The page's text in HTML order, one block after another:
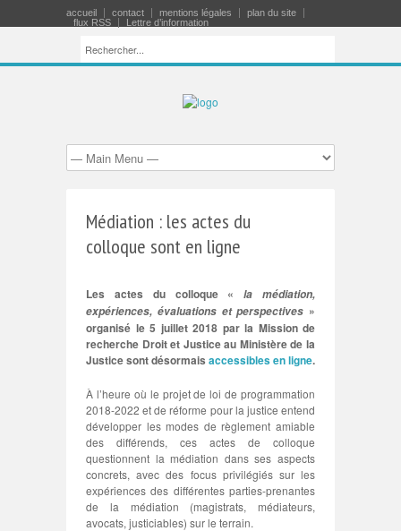
accueil contact mentions légales
plan du site
flux RSS
Lettre d’information
Médiation : les actes du
colloque sont en ligne
Les actes du colloque «la médiation,
expériences, évaluations et perspectives »
organisé le 5 juillet 2018 par la Mission de
recherche Droit et Justice au Ministère de la
Justice sont désormais accessibles en ligne.
À l’heure où le projet de loi de programmation
2018-2022 et de réforme pour la justice entend
développer les modes de règlement amiable
des différends, ces actes de colloque
questionnent la médiation dans ses aspects
concrets, avec des focus privilégiés sur les
expériences des différentes parties-prenantes
de la médiation (magistrats, médiateurs,
avocats, justiciables) sur le terrain.